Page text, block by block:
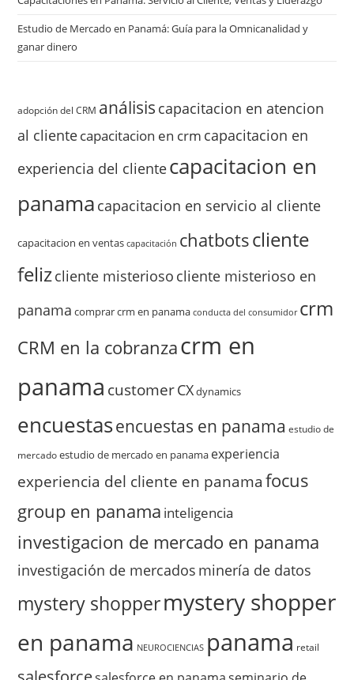
Estudio de Mercado en Panamá: Guía para la Omnicanalidad y
ganar dinero
adopción del CRM análisis capacitacion en atencion
al clientecapacitacion en crm capacitacion en
experiencia del clientecapacitacion en
panama capacitacion en servicio al cliente
capacitacion en ventas capacitación chatbotscliente
felizcliente misterioso cliente misterioso en
panama comprar crm en panama conducta del consumidor crm
CRM en la cobranzacrm en
panama customerCXdynamics
encuestasencuestas en panama estudio de
mercado estudio de mercado en panama experiencia
experiencia del cliente en panama focus
group en panama inteligencia
investigacion de mercado en panama
investigación de mercados minería de datos
mystery shoppermystery shopper
en panama NEUROCIENCIAS panama retail